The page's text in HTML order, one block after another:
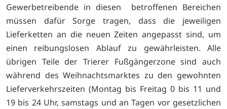
Gewerbetreibende in diesen betroffenen Bereichen
müssen dafür Sorge tragen, dass die jeweiligen
Lieferketten an die neuen Zeiten angepasst sind, um
einen reibungslosen Ablauf zu gewährleisten. Alle
übrigen Teile der Trierer Fußgängerzone sind auch
während des Weihnachtsmarktes zu den gewohnten
Lieferverkehrszeiten (Montag bis Freitag 0 bis 11 und
19 bis 24 Uhr, samstags und an Tagen vor gesetzlichen